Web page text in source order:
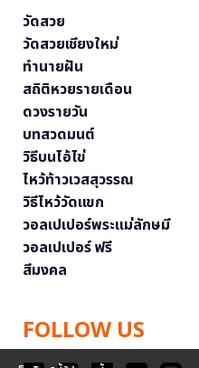
วัดสวย
วัดสวยเชียงใหม่
ทำนายฝัน
สถิติหวยรายเดือน
ดวงรายวัน
บทสวดมนต์
วิธีบนไอ้ไข่
ไหว้ท้าวเวสสุวรรณ
วิธีไหว้วัดแขก
วอลเปเปอร์พระแม่ลักษมี
วอลเปเปอร์ ฟรี
สีมงคล
FOLLOW US